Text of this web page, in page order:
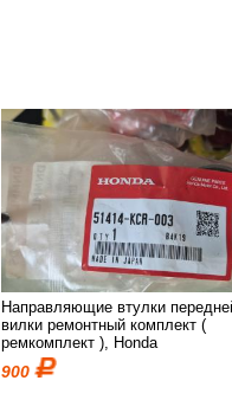
Направляющие втулки
вилки ремонтный комплект (
ремкомплект ), Honda
900